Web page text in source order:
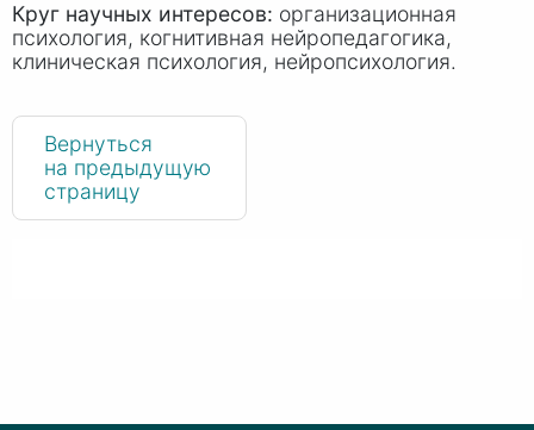
Круг научных интересов: организационная
психология, когнитивная нейропедагогика,
клиническая психология, нейропсихология.
Вернуться
на предыдущую
страницу